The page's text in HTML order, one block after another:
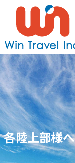
各陸上部様